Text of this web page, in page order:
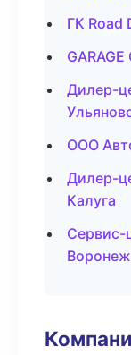
ГК
Дилер-
ООО
Дилер-
Калуга
Сервис-
Воронеж